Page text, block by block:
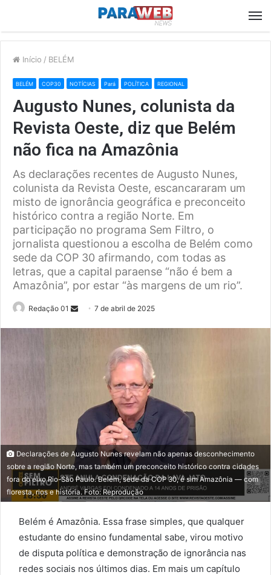
Início / BELÉM
BELÉM COP30 NOTÍCIAS Pará POLÍTICA REGIONAL
Augusto Nunes, colunista da
Revista Oeste, diz que Belém
não fica na Amazônia
As declarações recentes de Augusto Nunes,
colunista da Revista Oeste, escancararam um
misto de ignorância geográfica e preconceito
histórico contra a região Norte. Em
participação no programa Sem Filtro, o
jornalista questionou a escolha de Belém como
sede da COP 30 afirmando, com todas as
letras, que a capital paraense “não é bem a
Amazônia”, por estar “às margens de um rio”.
Redação 01
Send7 de abril de 2025
Declarações de Augusto Nunes revelam não apenas desconhecimento
sobre a região Norte, mas também um preconceito histórico contra cidades
fora do eixo Rio-São Paulo. Belém, sede da COP 30, é sim Amazônia — com
floresta, rios e história. Foto: Reprodução
Belém é Amazônia. Essa frase simples, que qualquer
estudante do ensino fundamental sabe, virou motivo
de disputa política e demonstração de ignorância nas
redes sociais nos últimos dias. Em mais um capítulo